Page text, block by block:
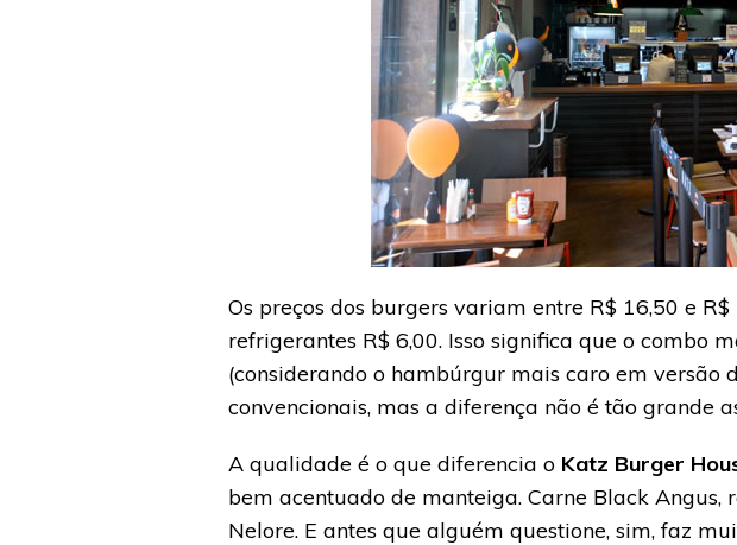
Os preços dos burgers variam entre R$ 16,50 e
refrigerantes R$ 6,00. Isso significa que o combo
(considerando o hambúrgur mais caro em versão
convencionais, mas a diferença não é tão grande
A qualidade é o que diferencia o Katz Burger
bem acentuado de manteiga. Carne Black
Nelore. E antes que alguém questione, sim, faz